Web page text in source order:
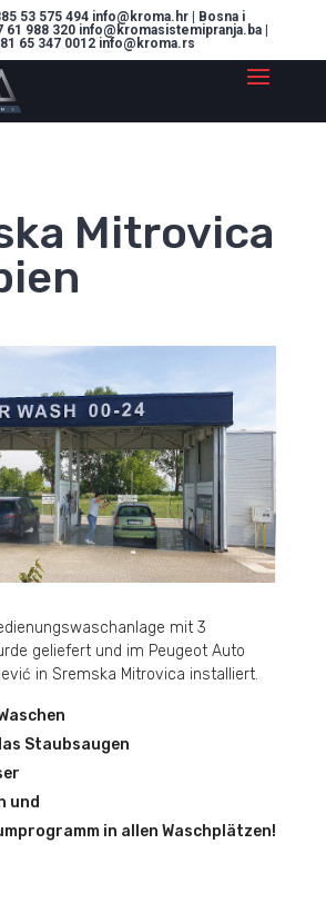
53 575 494 info@kroma.hr | Bosna i
988 320 info@kromasistemipranja.ba |
65 347 0012 info@kroma.rs
Mitrovica
mit 3
geliefert und im Peugeot Auto
in Sremska Mitrovica installiert.
Staubsaugen
und
in allen Waschplätzen!